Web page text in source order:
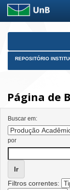
Skip
REPOSITÓRIO
Página de
Buscar em:
por
Filtros correntes: